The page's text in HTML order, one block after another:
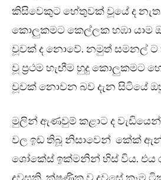
කිසිවෙකුට හේතුවක් වූයේ ද
කොලුකමට කෙල්ලක හඹා යාම
වූවක් ද නොවේ. නමුත් සමනල් ට
වූ ප්‍රථම හැඟීම හුදු කොලුකමට
වූවක් නොවන බව දැන සිටියේ
මුලින් ඇණවුම් කළාට ද
වල ඉඩ තිබූ නිසාවෙන් කේක්
ශෝකේස් ඉක්මනින් හිස් විය. එය